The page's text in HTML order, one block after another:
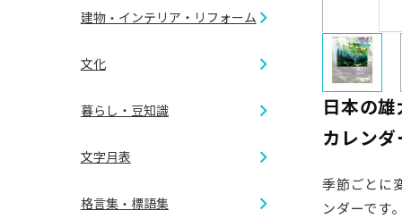
日本の
カレンダ
季節ごとに
ンダーです
乗り物
フラワー
イラスト
花鳥画
建物・インテリア・リフォーム
外観
文化
和風
暮らし・豆知識
文字月表
格言集・標語集